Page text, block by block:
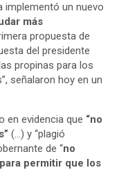
implementó un nuevo
más
propuesta de
del presidente
propinas para los
señalaron hoy en un
en evidencia que “no
(…) y “plagió
de “no
permitir que los